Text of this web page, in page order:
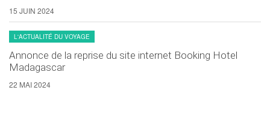
15 JUIN 2024
L'ACTUALITÉ DU VOYAGE
Annonce de la reprise du site internet Booking Hotel
Madagascar
22 MAI 2024